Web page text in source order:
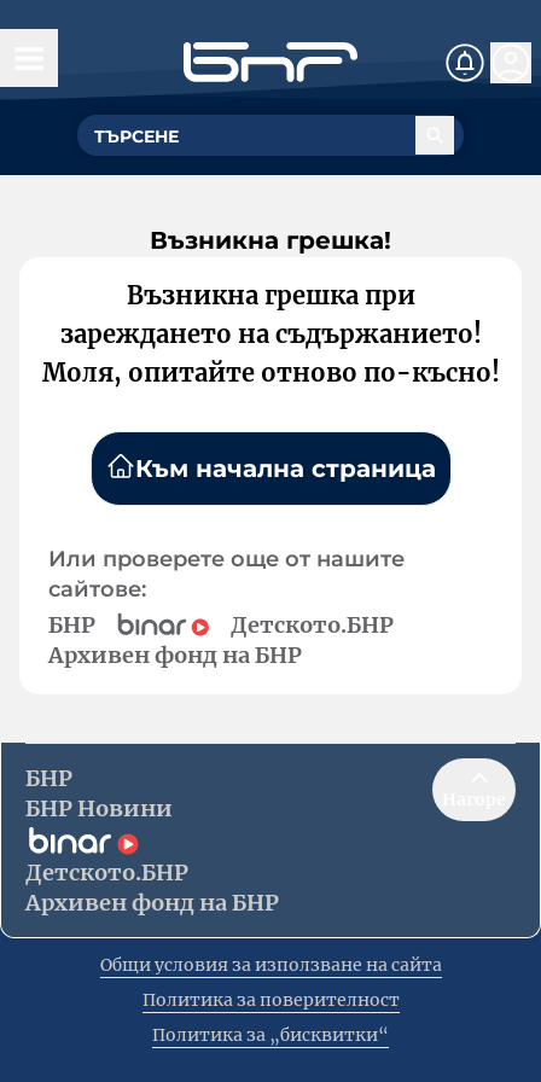
Възникна грешка!
Възникна грешка при
зареждането на съдържанието!
Моля, опитайте отново по-късно!
Към начална страница
Или проверете още от нашите
сайтове:
БНР
Детското.БНР
Архивен фонд на БНР
БНР
БНР Новини
Детското.БНР
Архивен фонд на БНР
Общи условия за използване на сайта
Политика за поверителност
Политика за „бисквитки“